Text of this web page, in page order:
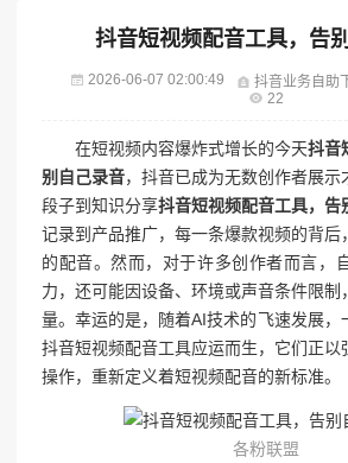
抖音短视频配音工具，告
2026-06-07 02:00:49 抖音业务自助
22
在短视频内容爆炸式增长的今天抖音
别自己录音，抖音已成为无数创作者展
段子到知识分享抖音短视频配音工具，告
记录到产品推广，每一条爆款视频的背后
的配音。然而，对于许多创作者而言，
力，还可能因设备、环境或声音条件限制
量。幸运的是，随着AI技术的飞速发展，
抖音短视频配音工具应运而生，它们正以
操作，重新定义着短视频配音的新标准。
各粉联盟